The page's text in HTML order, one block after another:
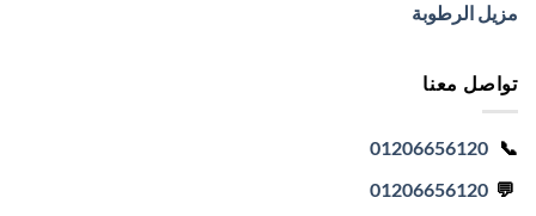
مزيل الرطوبة
تواصل معنا
📞
01206656120
💬
01206656120